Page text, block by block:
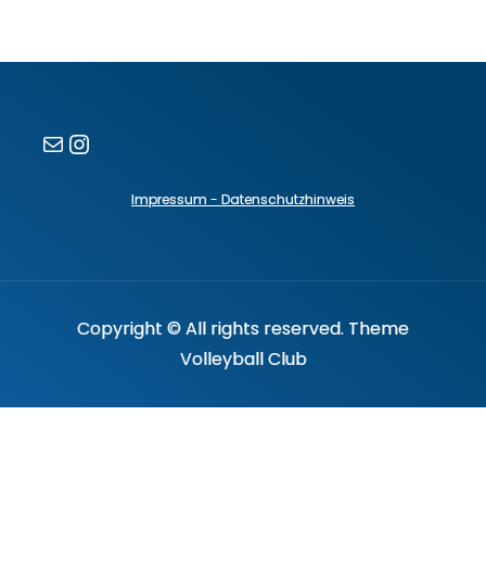
E-MailInstagram
Impressum - Datenschutzhinweis
Copyright © All rights reserved. Theme
Volleyball Club